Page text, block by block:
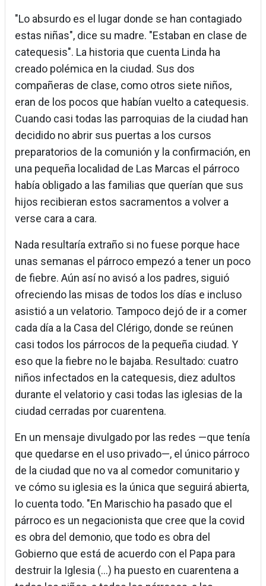
"Lo absurdo es el lugar donde se han contagiado
estas niñas", dice su madre. "Estaban en clase de
catequesis". La historia que cuenta Linda ha
creado polémica en la ciudad. Sus dos
compañeras de clase, como otros siete niños,
eran de los pocos que habían vuelto a catequesis.
Cuando casi todas las parroquias de la ciudad han
decidido no abrir sus puertas a los cursos
preparatorios de la comunión y la confirmación, en
una pequeña localidad de Las Marcas el párroco
había obligado a las familias que querían que sus
hijos recibieran estos sacramentos a volver a
verse cara a cara.
Nada resultaría extraño si no fuese porque hace
unas semanas el párroco empezó a tener un poco
de fiebre. Aún así no avisó a los padres, siguió
ofreciendo las misas de todos los días e incluso
asistió a un velatorio. Tampoco dejó de ir a comer
cada día a la Casa del Clérigo, donde se reúnen
casi todos los párrocos de la pequeña ciudad. Y
eso que la fiebre no le bajaba. Resultado: cuatro
niños infectados en la catequesis, diez adultos
durante el velatorio y casi todas las iglesias de la
ciudad cerradas por cuarentena.
En un mensaje divulgado por las redes —que tenía
que quedarse en el uso privado—, el único párroco
de la ciudad que no va al comedor comunitario y
ve cómo su iglesia es la única que seguirá abierta,
lo cuenta todo. "En Marischio ha pasado que el
párroco es un negacionista que cree que la covid
es obra del demonio, que todo es obra del
Gobierno que está de acuerdo con el Papa para
destruir la Iglesia (...) ha puesto en cuarentena a